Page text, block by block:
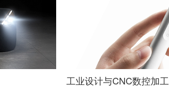
工业设计与CNC数控加工